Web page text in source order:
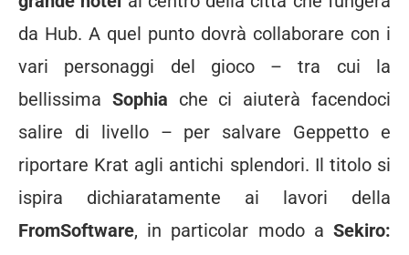
da Hub. A quel punto dovrà collaborare con i
vari personaggi del gioco – tra cui la
bellissima Sophia che ci aiuterà facendoci
salire di livello – per salvare Geppetto e
riportare Krat agli antichi splendori. Il titolo si
ispira dichiaratamente ai lavori della
FromSoftware, in particolar modo a Sekiro: